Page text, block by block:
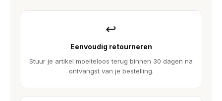
↩
Eenvoudig retourneren
Stuur je artikel moeiteloos terug binnen 30 dagen na
ontvangst van je bestelling.